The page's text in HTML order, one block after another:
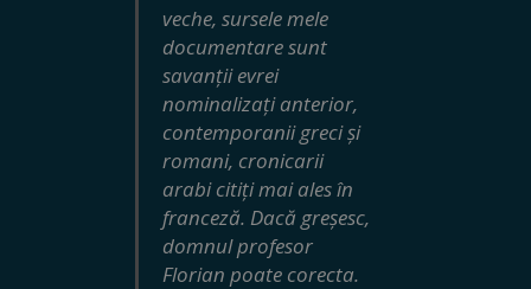
veche, sursele mele
documentare sunt
savanții evrei
nominalizați anterior,
contemporanii greci și
romani, cronicarii
arabi citiți mai ales în
franceză. Dacă greșesc,
domnul profesor
Florian poate corecta.